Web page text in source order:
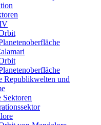
Republikwelten und
Sektoren